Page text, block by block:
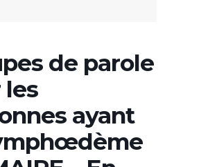
de parole
les
ayant